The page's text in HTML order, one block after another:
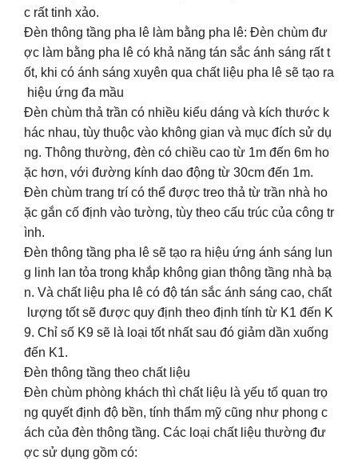
c rất tinh xảo.
Đèn thông tầng pha lê làm bằng pha lê: Đèn chùm đư
ợc làm bằng pha lê có khả năng tán sắc ánh sáng rất t
ốt, khi có ánh sáng xuyên qua chất liệu pha lê sẽ tạo ra
hiệu ứng đa mầu
Đèn chùm thả trần có nhiều kiểu dáng và kích thước k
hác nhau, tùy thuộc vào không gian và mục đích sử dụ
ng. Thông thường, đèn có chiều cao từ 1m đến 6m ho
ặc hơn, với đường kính dao động từ 30cm đến 1m.
Đèn chùm trang trí có thể được treo thả từ trần nhà ho
ặc gắn cố định vào tường, tùy theo cấu trúc của công tr
ình.
Đèn thông tầng pha lê sẽ tạo ra hiệu ứng ánh sáng lun
g linh lan tỏa trong khắp không gian thông tầng nhà bạ
n. Và chất liệu pha lê có độ tán sắc ánh sáng cao, chất
lượng tốt sẽ được quy định theo định tính từ K1 đến K
9. Chỉ số K9 sẽ là loại tốt nhất sau đó giảm dần xuống
đến K1.
Đèn thông tầng theo chất liệu
Đèn chùm phòng khách thì chất liệu là yếu tố quan trọ
ng quyết định độ bền, tính thẩm mỹ cũng như phong c
ách của đèn thông tầng. Các loại chất liệu thường đư
ợc sử dụng gồm có: